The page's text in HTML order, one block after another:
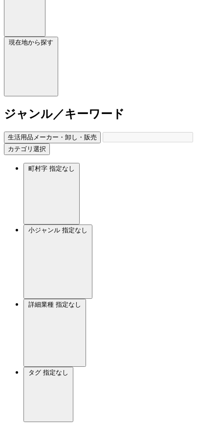
現在地から探す
ジャンル／キーワード
生活用品メーカー・卸し・販売
カテゴリ選択
町村字 指定なし
小ジャンル 指定なし
詳細業種 指定なし
タグ 指定なし